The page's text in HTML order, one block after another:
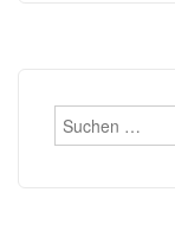
Suchen
nach: